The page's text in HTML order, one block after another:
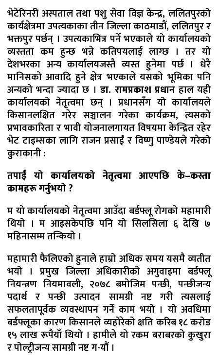
भेटेरिनरी अस्पताल तथा पशु सेवा विज्ञ केन्द्र, ललितपुरको
कार्यक्षेत्रमा उपत्यकाका तीन जिल्ला काठमाडौं, ललितपुर र
भक्तपुर पर्छन् । उपत्यकाभित्र पर्ने भएकाले यो कार्यालयको
व्यस्तता कम हुन्छ भन्ने कतिपयलाई लाग्छ । तर यो
देशभरका अन्य कार्यालयजस्तै व्यस्त हुनेमा पर्छ । धेरै
मानिसको आवादि हुने क्षेत्र भएकाले यसको भूमिका पनि
अन्यको भन्दा ज्यादा छ ।डा. रामप्रकाश प्रधान हाल यही
कार्यालयको नेतृत्वमा छन् । प्रधानसँग यो कार्यालयले
किसानलक्षित गरेर सञ्चालन गरेका कार्यक्रम, त्यसको
प्रभावकारिता र भावी योजनालगायत विषयमा केन्द्रित रहेर
भेट टाइम्सका लागि राजन प्रसाईं र विष्णु पाण्डेयले गरेको
कुराकानी :
तपाईं यो कार्यालयको नेतृत्वमा आएपछि के–कस्ता
कामहरू गर्नुभयो ?
म यो कार्यालयको नेतृत्वमा आउँदा बर्डफ्लू रोगको महामारी
थियो । म आइसकेपछि पनि यो सिलसिला ६ देखि ७
महिनासम्म तन्कियो ।
महामारी फैलिएको हुनाले हाम्रो अधिक समय यसमै व्यतीत
भयो । प्रमुख जिल्ला अधिकारीको अगुवाइमा बर्डफ्लू
नियन्त्रण नियमावली, २०७८ बमोजिम पन्छी, पन्छीजन्य
पदार्थ र पन्छी उत्पादन सामग्री नष्ट गरी त्यसलाई
सफलतापूर्वक व्यवस्थापन गर्ने काम भयो । यो अवधिमा
बर्डफ्लूका कारण किसानले व्यहोरेको क्षति करिब १८ करोड
१५ लाख रूपैयाँ थियो । हामीले यो रकम बराबरको कुखुरा
र पोल्ट्रीजन्य सामग्री नष्ट ग-यौं ।